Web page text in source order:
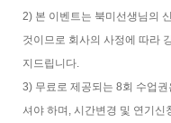
2) 본 이벤트는 북미선생님의
것이므로 회사의 사정에 따라
지드립니다.
3) 무료로 제공되는 8회 수업
셔야 하며, 시간변경 및 연기신